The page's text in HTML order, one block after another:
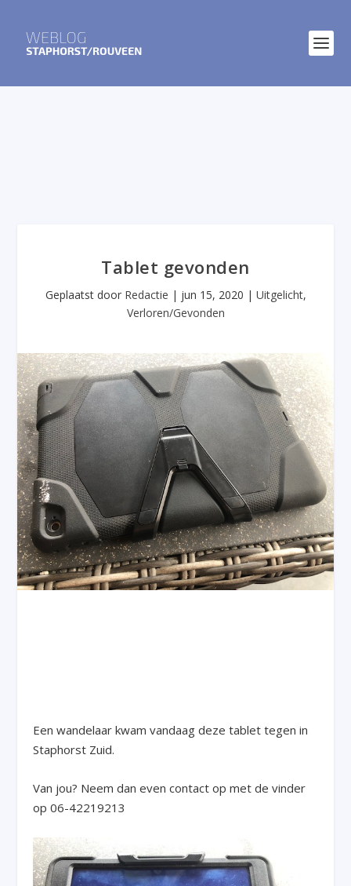
Tablet gevonden
Geplaatst door Redactie | jun 15, 2020 | Uitgelicht,
Verloren/Gevonden
Een wandelaar kwam vandaag deze tablet tegen in
Staphorst Zuid.
Van jou? Neem dan even contact op met de vinder
op 06-42219213